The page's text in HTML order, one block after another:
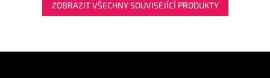
ZOBRAZIT VŠECHNY SOUVISEJÍCÍ PRODUKTY